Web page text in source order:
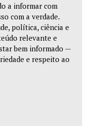
a informar com
com a verdade.
política, ciência e
relevante e
bem informado —
e respeito ao